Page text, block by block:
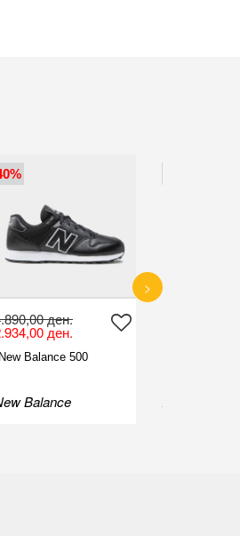
ден.
ден.
New Balance 500
Balance
>